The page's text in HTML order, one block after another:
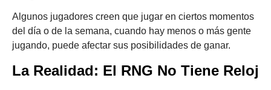
Algunos jugadores creen que jugar en ciertos momentos
del día o de la semana, cuando hay menos o más gente
jugando, puede afectar sus posibilidades de ganar.
La Realidad: El RNG No Tiene Reloj